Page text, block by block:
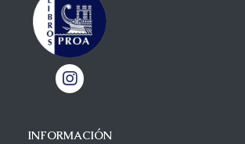
INFORMACIÓN